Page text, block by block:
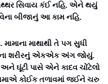
સિવાય કંઈ નહિ. એને થયું
બીજાનું આ કામ નહિ.
માથાથી તે પગ સુધી
શરીરનું એકએક અંગ જોયું.
ઘૂંટી પાસે એને કાદવ ચોંટેલો
કોઈક તળાવમાં જઈને ચરુ